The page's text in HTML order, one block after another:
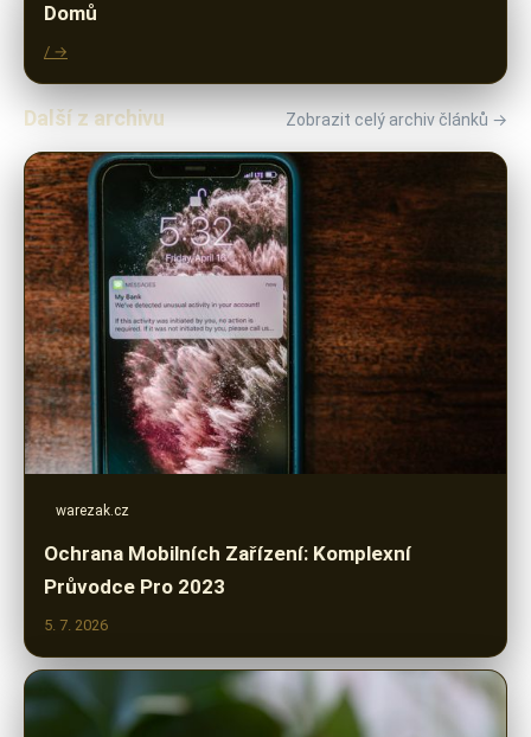
Domů
/ →
Další z archivu Zobrazit celý archiv článků →
warezak.cz
Ochrana Mobilních Zařízení: Komplexní
Průvodce Pro 2023
5. 7. 2026